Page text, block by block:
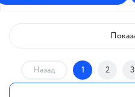
Назад 1 2 3